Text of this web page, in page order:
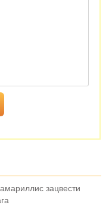
зацвести